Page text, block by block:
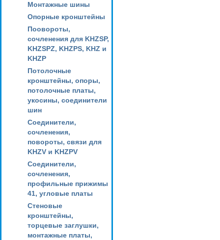
Монтажные шины
Опорные кронштейны
Поовороты,
сочленения для KHZSP,
KHZSPZ, KHZPS, KHZ и
KHZP
Потолочные
кронштейны, опоры,
потолочные платы,
укосины, соединители
шин
Соединители,
сочленения,
повороты, связи для
KHZV и KHZPV
Соединители,
сочленения,
профильные прижимы
41, угловые платы
Стеновые
кронштейны,
торцевые заглушки,
монтажные платы,